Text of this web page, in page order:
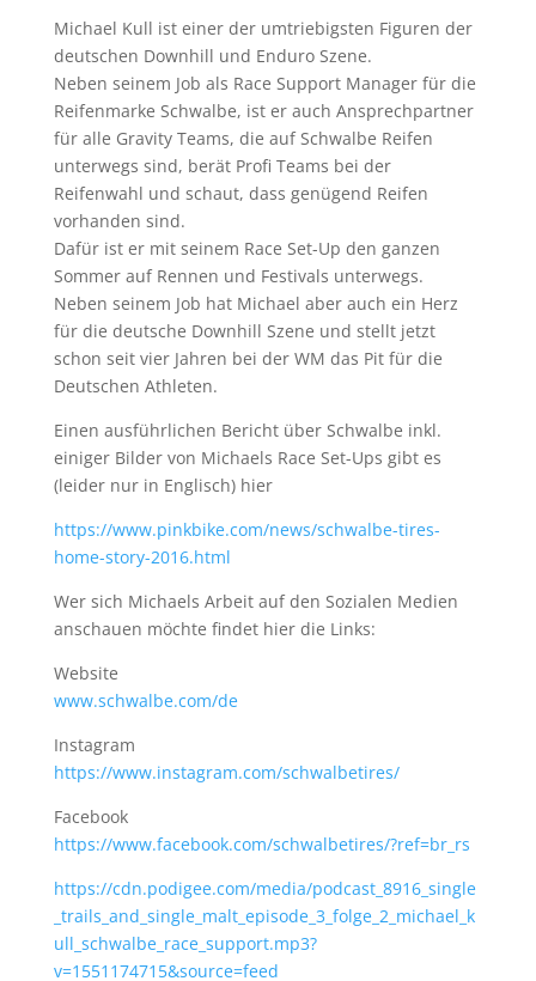
Michael Kull ist einer der umtriebigsten Figuren der
deutschen Downhill und Enduro Szene.
Neben seinem Job als Race Support Manager für die
Reifenmarke Schwalbe, ist er auch Ansprechpartner
für alle Gravity Teams, die auf Schwalbe Reifen
unterwegs sind, berät Profi Teams bei der
Reifenwahl und schaut, dass genügend Reifen
vorhanden sind.
Dafür ist er mit seinem Race Set-Up den ganzen
Sommer auf Rennen und Festivals unterwegs.
Neben seinem Job hat Michael aber auch ein Herz
für die deutsche Downhill Szene und stellt jetzt
schon seit vier Jahren bei der WM das Pit für die
Deutschen Athleten.
Einen ausführlichen Bericht über Schwalbe inkl.
einiger Bilder von Michaels Race Set-Ups gibt es
(leider nur in Englisch) hier
https://www.pinkbike.com/news/schwalbe-tires-
home-story-2016.html
Wer sich Michaels Arbeit auf den Sozialen Medien
anschauen möchte findet hier die Links:
Website
www.schwalbe.com/de
Instagram
https://www.instagram.com/schwalbetires/
Facebook
https://www.facebook.com/schwalbetires/?ref=br_rs
https://cdn.podigee.com/media/podcast_8916_single
_trails_and_single_malt_episode_3_folge_2_michael_k
ull_schwalbe_race_support.mp3?
v=1551174715&source=feed